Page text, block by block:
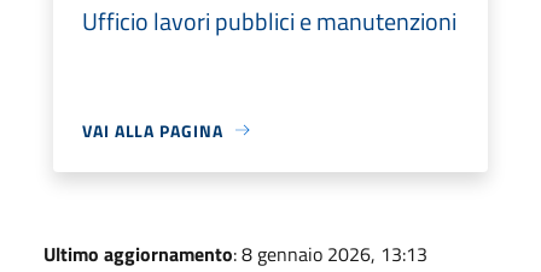
Ufficio lavori pubblici e manutenzioni
VAI ALLA PAGINA
Ultimo aggiornamento: 8 gennaio 2026, 13:13